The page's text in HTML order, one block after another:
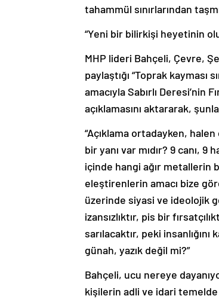
tahammül sınırlarından
“Yeni bir bilirkişi heyetinin
MHP lideri Bahçeli, Çevre,
paylaştığı “Toprak kayması
amacıyla Sabırlı Deresi’nin
açıklamasını aktararak,
“Açıklama ortadayken,
bir yanı var mıdır? 9 canı,
içinde hangi ağır metallerin
eleştirenlerin amacı bize
üzerinde siyasi ve ideolojik
izansızlıktır, pis bir
sarılacaktır, peki
günah, yazık değil mi?”
Bahçeli, ucu nereye
kişilerin adli ve idari